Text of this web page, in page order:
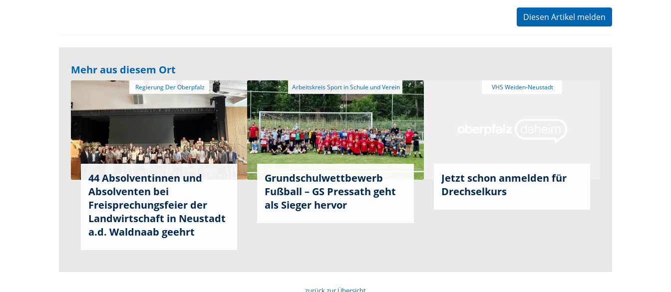
Diesen Artikel melden
Mehr aus diesem Ort
Regierung Der Oberpfalz
44 Absolventinnen und
Absolventen bei
Freisprechungsfeier der
Landwirtschaft in Neustadt
a.d. Waldnaab geehrt
Grundschulwettbewerb
Fußball – GS Pressath geht
als Sieger hervor
Jetzt schon anmelden für
Drechselkurs